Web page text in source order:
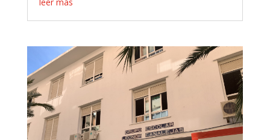
leer más